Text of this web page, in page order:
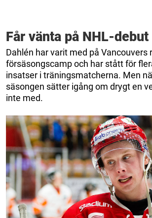
Får vänta på NHL-debut
Dahlén har varit med på Vancouvers
försäsongscamp och har stått för
insatser i träningsmatcherna. Men
säsongen sätter igång om drygt en
inte med.